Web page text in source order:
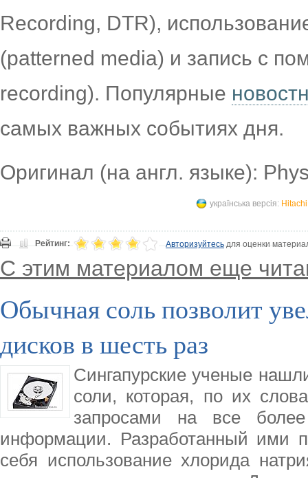
Recording, DTR),
(patterned media) и запись с
recording). Популярные
самых важных событиях дня.
Оригинал (на англ. языке):
українська версія:
Рейтинг: Авторизуйтесьдля оценки
С этим материалом еще
Обычная соль позволит
дисков в шесть раз
Сингапурские ученые
соли, которая, по их
запросами на все более
информации. Разработанный ими
себя использование хлорида